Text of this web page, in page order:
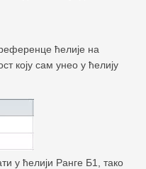
ћелије на
коју сам унео у ћелију
у ћелији Ранге Б1, тако